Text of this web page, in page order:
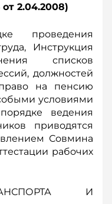
2.04.2008)
проведения
Инструкция
списков
должностей
на пенсию
условиями
ведения
приводятся
Совмина
рабочих
И